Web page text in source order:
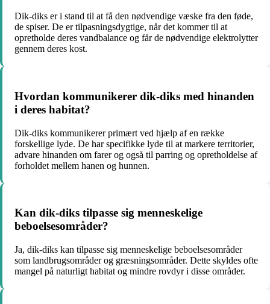
Dik-diks er i stand til at få den nødvendige væske fra den føde,
de spiser. De er tilpasningsdygtige, når det kommer til at
opretholde deres vandbalance og får de nødvendige elektrolytter
gennem deres kost.
Hvordan kommunikerer dik-diks med hinanden
i deres habitat?
Dik-diks kommunikerer primært ved hjælp af en række
forskellige lyde. De har specifikke lyde til at markere territorier,
advare hinanden om farer og også til parring og opretholdelse af
forholdet mellem hanen og hunnen.
Kan dik-diks tilpasse sig menneskelige
beboelsesområder?
Ja, dik-diks kan tilpasse sig menneskelige beboelsesområder
som landbrugsområder og græsningsområder. Dette skyldes ofte
mangel på naturligt habitat og mindre rovdyr i disse områder.